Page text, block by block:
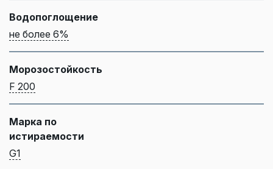
Водопоглощение
не более 6%
Морозостойкость
F 200
Марка по
истираемости
G1